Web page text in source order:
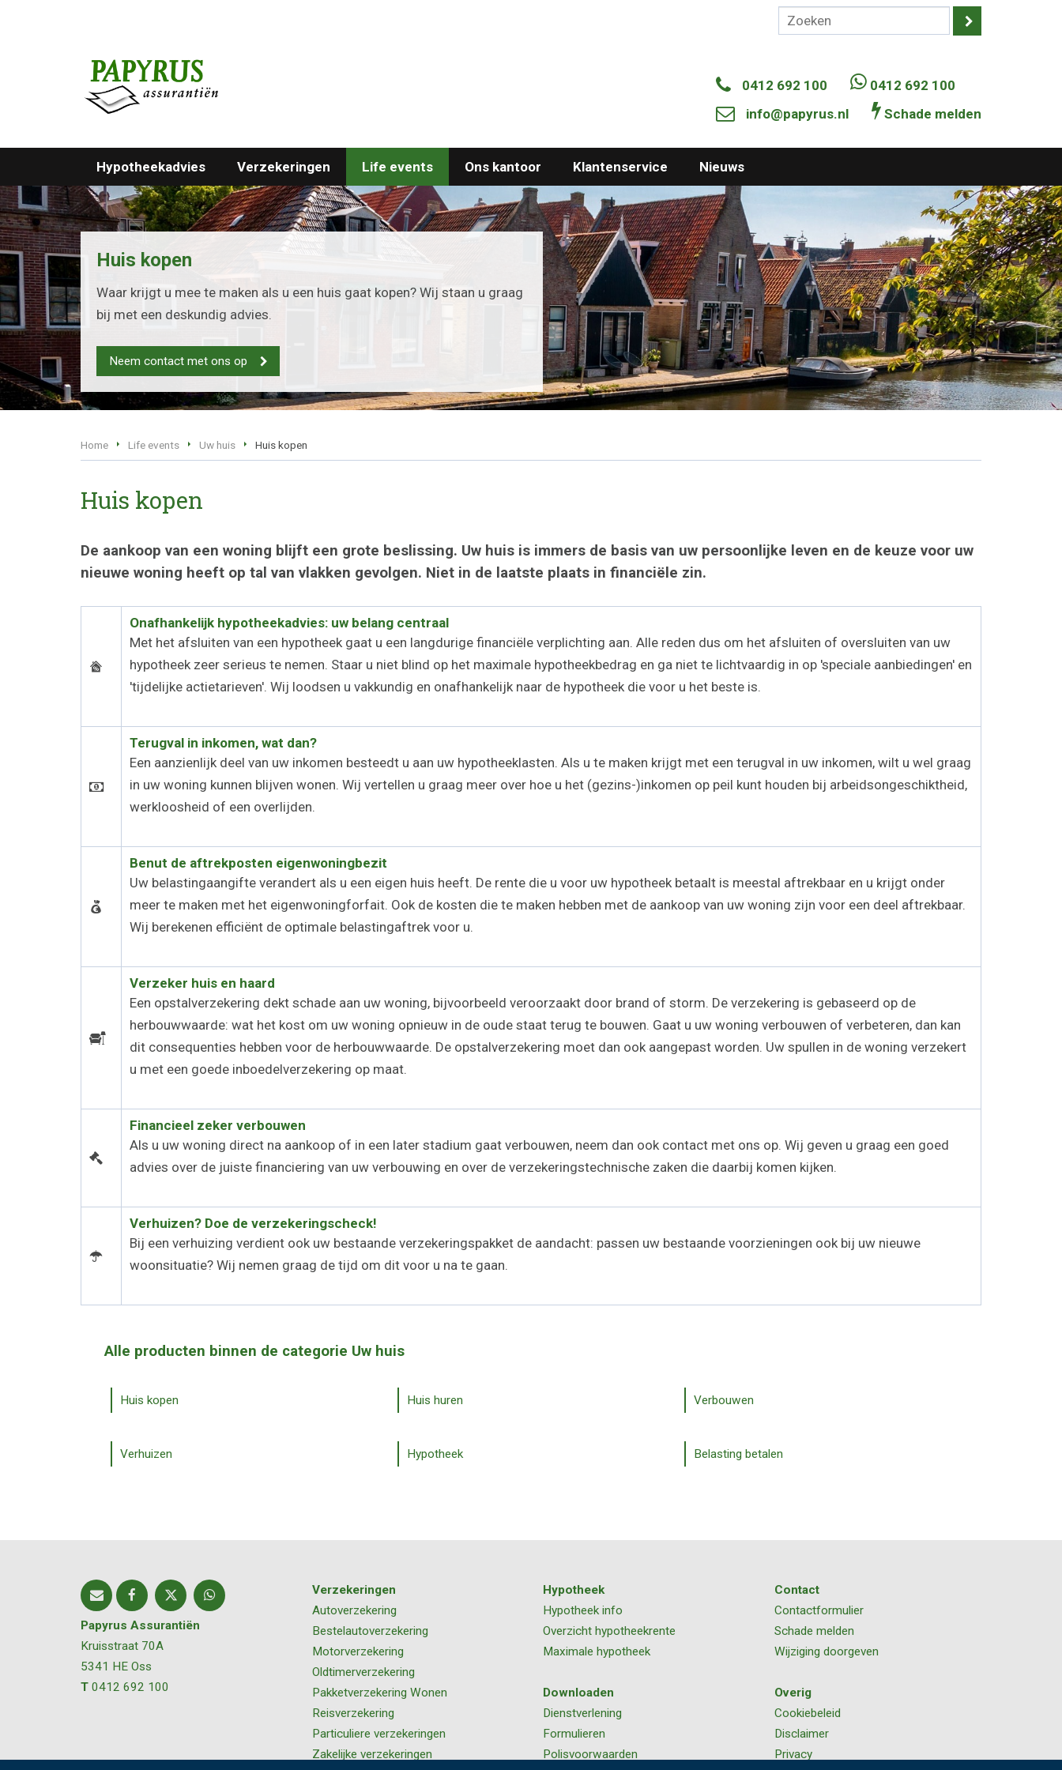
0412 692 100
0412 692 100
info@papyrus.nl
Schade melden
Hypotheekadvies Verzekeringen Life events Ons kantoor Klantenservice Nieuws
Huis kopen
Waar krijgt u mee te maken als u een huis gaat kopen? Wij staan u graag
bij met een deskundig advies.
Neem contact met ons op
Home Life events Uw huis Huis kopen
Huis kopen
De aankoop van een woning blijft een grote beslissing. Uw huis is immers de basis van uw persoonlijke leven en de keuze voor uw
nieuwe woning heeft op tal van vlakken gevolgen. Niet in de laatste plaats in financiële zin.
Onafhankelijk hypotheekadvies: uw belang centraal
Met het afsluiten van een hypotheek gaat u een langdurige financiële verplichting aan. Alle reden dus om het afsluiten of oversluiten van uw
hypotheek zeer serieus te nemen. Staar u niet blind op het maximale hypotheekbedrag en ga niet te lichtvaardig in op 'speciale aanbiedingen' en
'tijdelijke actietarieven'. Wij loodsen u vakkundig en onafhankelijk naar de hypotheek die voor u het beste is.
Terugval in inkomen, wat dan?
Een aanzienlijk deel van uw inkomen besteedt u aan uw hypotheeklasten. Als u te maken krijgt met een terugval in uw inkomen, wilt u wel graag
in uw woning kunnen blijven wonen. Wij vertellen u graag meer over hoe u het (gezins-)inkomen op peil kunt houden bij arbeidsongeschiktheid,
werkloosheid of een overlijden.
Benut de aftrekposten eigenwoningbezit
Uw belastingaangifte verandert als u een eigen huis heeft. De rente die u voor uw hypotheek betaalt is meestal aftrekbaar en u krijgt onder
meer te maken met het eigenwoningforfait. Ook de kosten die te maken hebben met de aankoop van uw woning zijn voor een deel aftrekbaar.
Wij berekenen efficiënt de optimale belastingaftrek voor u.
Verzeker huis en haard
Een opstalverzekering dekt schade aan uw woning, bijvoorbeeld veroorzaakt door brand of storm. De verzekering is gebaseerd op de
herbouwwaarde: wat het kost om uw woning opnieuw in de oude staat terug te bouwen. Gaat u uw woning verbouwen of verbeteren, dan kan
dit consequenties hebben voor de herbouwwaarde. De opstalverzekering moet dan ook aangepast worden. Uw spullen in de woning verzekert
u met een goede inboedelverzekering op maat.
Financieel zeker verbouwen
Als u uw woning direct na aankoop of in een later stadium gaat verbouwen, neem dan ook contact met ons op. Wij geven u graag een goed
advies over de juiste financiering van uw verbouwing en over de verzekeringstechnische zaken die daarbij komen kijken.
Verhuizen? Doe de verzekeringscheck!
Bij een verhuizing verdient ook uw bestaande verzekeringspakket de aandacht: passen uw bestaande voorzieningen ook bij uw nieuwe
woonsituatie? Wij nemen graag de tijd om dit voor u na te gaan.
Alle producten binnen de categorie Uw huis
Huis kopen Huis huren Verbouwen
Verhuizen Hypotheek Belasting betalen
Papyrus Assurantiën
Kruisstraat 70A
5341 HE Oss
T 0412 692 100
Verzekeringen
Autoverzekering
Bestelautoverzekering
Motorverzekering
Oldtimerverzekering
Pakketverzekering Wonen
Reisverzekering
Particuliere verzekeringen
Zakelijke verzekeringen
Hypotheek
Hypotheek info
Overzicht hypotheekrente
Maximale hypotheek
Downloaden
Dienstverlening
Formulieren
Polisvoorwaarden
Contact
Contactformulier
Schade melden
Wijziging doorgeven
Overig
Cookiebeleid
Disclaimer
Privacy